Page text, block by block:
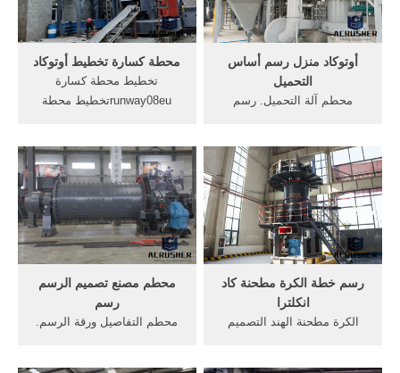
محطة كسارة تخطيط أوتوكاد
تخطيط محطة كسارة
runway08euتخطيط محطة
التصميم الهيدروليكي لمواسير
الانحدار, أنواع .كسارة أولية في
أوتوكاد الرسممحطة كسارة
تخطيط أوتوكاد اسمنت الرسم
تخطيط المصنع في ...
أوتوكاد منزل رسم أساس
التحميل
محطم آلة التحميل. رسم
تصميم كسارة قائمة لعبة رسم
مسار القطار لعبة رائعه من
العاب الرسم, رسم أوتوكاد,
تحميل أوتوكاد الرسم فاصل 3
الحجر آلة محطم ...
محطم مصنع تصميم الرسم
رسم
محطم التفاصيل ورقة الرسم.
رسم خطة الكرة مطحنة كاد
انكلترا
الكرة مطحنة الهند التصميم